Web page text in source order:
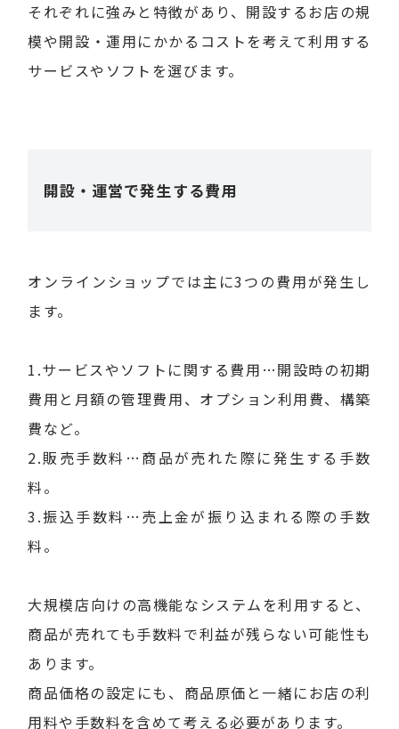
それぞれに強みと特徴があり、開設するお店の規
模や開設・運用にかかるコストを考えて利用する
サービスやソフトを選びます。
開設・運営で発生する費用
オンラインショップでは主に3つの費用が発生し
ます。
1.サービスやソフトに関する費用…開設時の初期
費用と月額の管理費用、オプション利用費、構築
費など。
2.販売手数料…商品が売れた際に発生する手数
料。
3.振込手数料…売上金が振り込まれる際の手数
料。
大規模店向けの高機能なシステムを利用すると、
商品が売れても手数料で利益が残らない可能性も
あります。
商品価格の設定にも、商品原価と一緒にお店の利
用料や手数料を含めて考える必要があります。